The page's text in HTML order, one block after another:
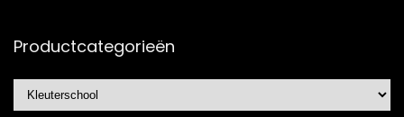
Productcategorieën